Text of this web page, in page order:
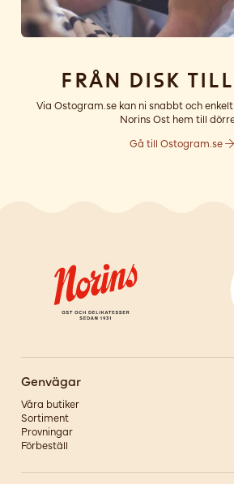
Från disk
Via Ostogram.se kan ni snabbt och
Norins Ost hem till
Gå till Ostogram.se
Genvägar
Våra butiker
Sortiment
Provningar
Förbeställ